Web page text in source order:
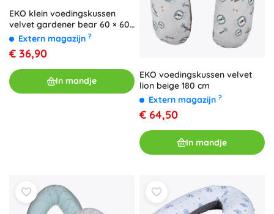
EKO klein voedingskussen
velvet gardener bear 60 × 60
cmExtern magazijn ?
€ 36,90
In mandje
EKO voedingskussen velvet
lion beige 180 cm
Extern magazijn ?
€ 64,50
In mandje